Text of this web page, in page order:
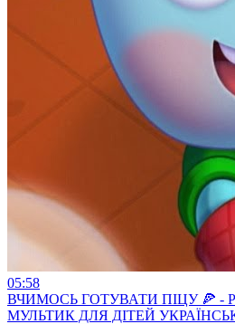
05:58
ВЧИМОСЬ ГОТУВАТИ ПІЦУ 🍕 -
МУЛЬТИК ДЛЯ ДІТЕЙ